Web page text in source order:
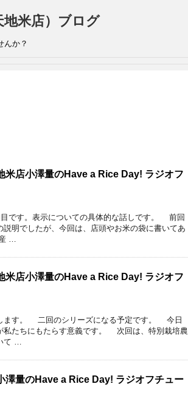
米店）ブログ
んか？
米店小澤量のHave a Rice Day! ラジオフ
です。表示についての具体的な話しです。 前回
明でしたが、今回は、店頭やお米の袋に書いてあ
…
米店小澤量のHave a Rice Day! ラジオフ
ます。 二回のシリーズになる予定です。 今日
私たちにもたらす意義です。 次回は、特別栽培農
て …
澤量のHave a Rice Day! ラジオフチュー